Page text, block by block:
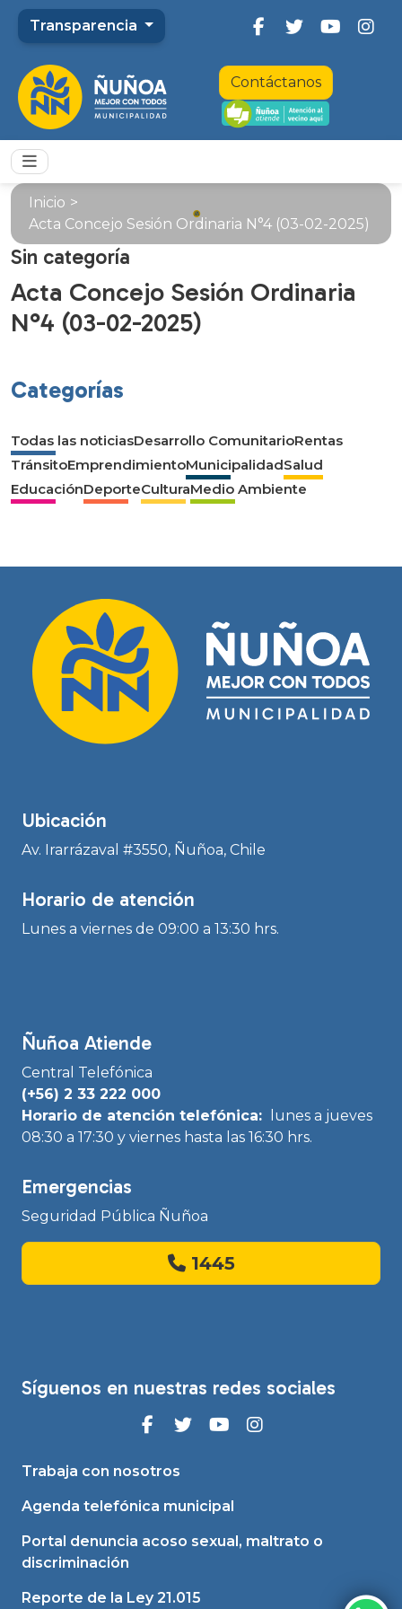
Transparencia
Contáctanos
Inicio >
Acta Concejo Sesión Ordinaria N°4 (03-02-2025)
Sin categoría
Acta Concejo Sesión Ordinaria
N°4 (03-02-2025)
Categorías
Todas las noticiasDesarrollo ComunitarioRentas
TránsitoEmprendimientoMunicipalidadSalud
EducaciónDeporteCulturaMedio Ambiente
Ubicación
Av. Irarrázaval #3550, Ñuñoa, Chile
Horario de atención
Lunes a viernes de 09:00 a 13:30 hrs.
Ñuñoa Atiende
Central Telefónica
(+56) 2 33 222 000
Horario de atención telefónica:
lunes a jueves
08:30 a 17:30 y viernes hasta las 16:30 hrs.
Emergencias
Seguridad Pública Ñuñoa
1445
Síguenos en nuestras redes sociales
Trabaja con nosotros
Agenda telefónica municipal
Portal denuncia acoso sexual, maltrato o
discriminación
Reporte de la Ley 21.015